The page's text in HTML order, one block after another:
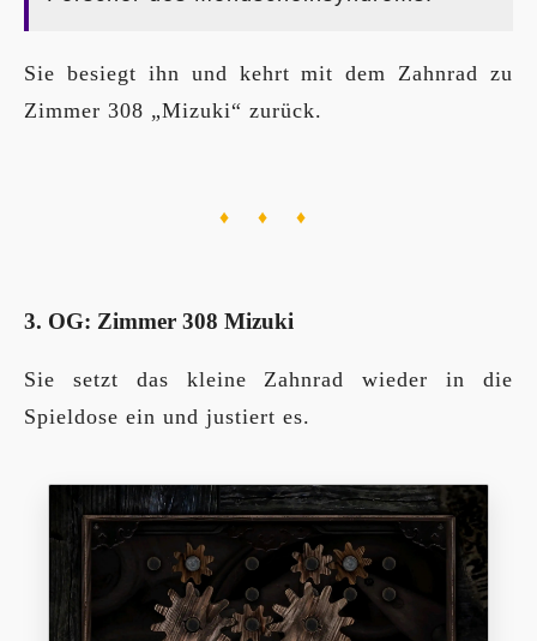
Sie besiegt ihn und kehrt mit dem Zahnrad zu
Zimmer 308 „Mizuki“ zurück.
♦ ♦ ♦
3. OG: Zimmer 308 Mizuki
Sie setzt das kleine Zahnrad wieder in die
Spieldose ein und justiert es.